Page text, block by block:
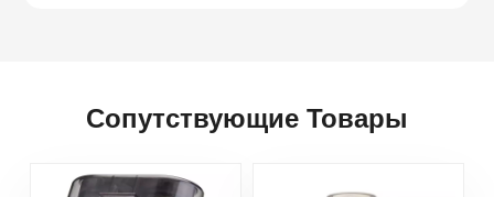
Сопутствующие Товары